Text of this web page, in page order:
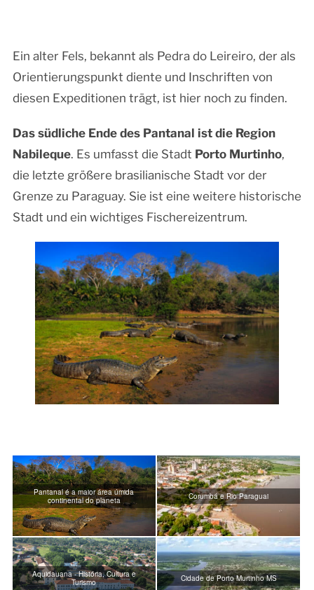
Ein alter Fels, bekannt als Pedra do Leireiro, der als
Orientierungspunkt diente und Inschriften von
diesen Expeditionen trägt, ist hier noch zu finden.
Das südliche Ende des Pantanal ist die Region
Nabileque. Es umfasst die Stadt Porto Murtinho,
die letzte größere brasilianische Stadt vor der
Grenze zu Paraguay. Sie ist eine weitere historische
Stadt und ein wichtiges Fischereizentrum.
Pantanal é a maior área úmida
continental do planeta
Corumbá e Rio Paraguai
Aquidauana - História, Cultura e
Turismo
Cidade de Porto Murtinho MS